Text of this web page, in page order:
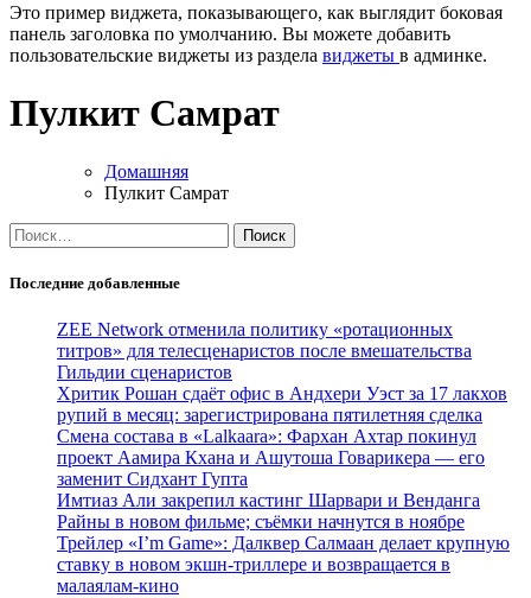
Это пример виджета, показывающего, как выглядит боковая
панель заголовка по умолчанию. Вы можете добавить
пользовательские виджеты из раздела виджеты в админке.
Пулкит Самрат
Домашняя
Пулкит Самрат
Найти:
Последние добавленные
ZEE Network отменила политику «ротационных
титров» для телесценаристов после вмешательства
Гильдии сценаристов
Хритик Рошан сдаёт офис в Андхери Уэст за 17 лакхов
рупий в месяц: зарегистрирована пятилетняя сделка
Смена состава в «Lalkaara»: Фархан Ахтар покинул
проект Аамира Кхана и Ашутоша Говарикера — его
заменит Сидхант Гупта
Имтиаз Али закрепил кастинг Шарвари и Венданга
Райны в новом фильме; съёмки начнутся в ноябре
Трейлер «I’m Game»: Далквер Салмаан делает крупную
ставку в новом экшн-триллере и возвращается в
малаялам-кино